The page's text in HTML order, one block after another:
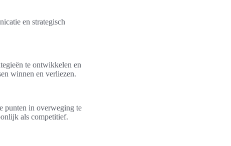
en strategisch
te ontwikkelen en
winnen en verliezen.
punten in overweging te
als competitief.